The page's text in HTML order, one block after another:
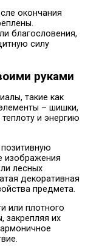
окончания
благословения,
силу
руками
такие как
– шишки,
и энергию
изображения
лесных
декоративная
предмета.
или плотного
закрепляя их